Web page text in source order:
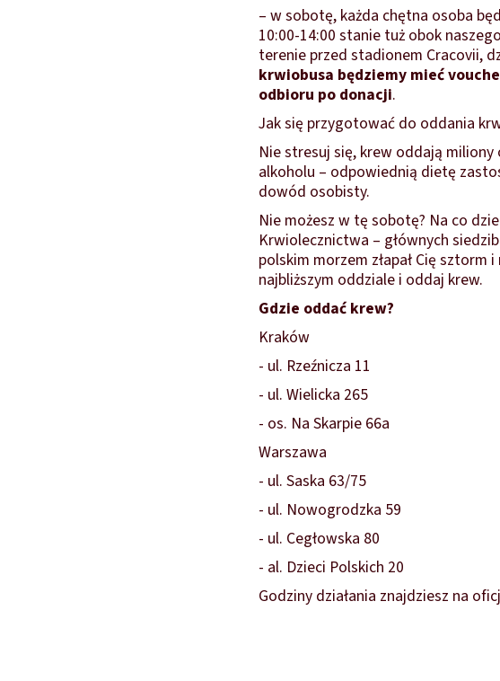
– w sobotę, każda chętna osoba
10:00-14:00 stanie tuż obok
terenie przed stadionem Cracovii,
krwiobusa będziemy mieć
odbioru po donacji.
Jak się przygotować do oddania
Nie stresuj się, krew oddają miliony
alkoholu – odpowiednią dietę
dowód osobisty.
Nie możesz w tę sobotę? Na co
Krwiolecznictwa – głównych
polskim morzem złapał Cię
najbliższym oddziale i oddaj krew.
Gdzie oddać krew?
Kraków
- ul. Rzeźnicza 11
- ul. Wielicka 265
- os. Na Skarpie 66a
Warszawa
- ul. Saska 63/75
- ul. Nowogrodzka 59
- ul. Cegłowska 80
- al. Dzieci Polskich 20
Godziny działania znajdziesz na